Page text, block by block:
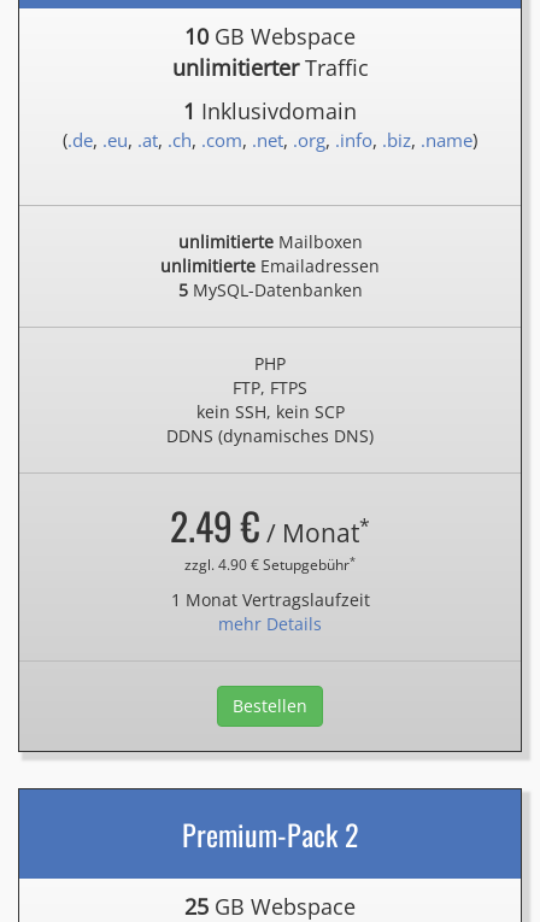
10 GB Webspace
unlimitierterTraffic
1 Inklusivdomain
(.de, .eu, .at, .ch, .com, .net, .org, .info, .biz, .name)
unlimitierteMailboxen
unlimitierte Emailadressen
5MySQL-Datenbanken
PHP
FTP, FTPS
kein SSH, kein SCP
DDNS (dynamisches DNS)
2.49 € / Monat*
zzgl. 4.90 € Setupgebühr*
1 Monat Vertragslaufzeit
mehr Details
Bestellen
Premium-Pack 2
25 GB Webspace